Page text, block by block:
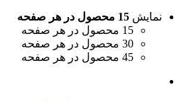
نمایش 15 محصول در هر صفحه
15 محصول در هر صفحه
30 محصول در هر صفحه
45 محصول در هر صفحه